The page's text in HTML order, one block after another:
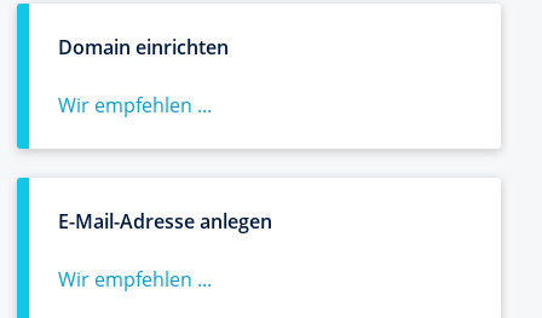
Domain einrichten
Wir empfehlen ...
E-Mail-Adresse anlegen
Wir empfehlen ...